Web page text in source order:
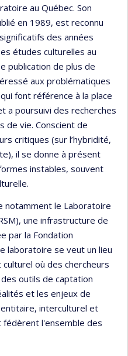
au Québec. Son
en 1989, est reconnu
des années
études culturelles au
publication de plus de
aux problématiques
font référence à la place
a poursuivi des recherches
de vie. Conscient de
critiques (sur l’hybridité,
il se donne à présent
instables, souvent
notamment le Laboratoire
une infrastructure de
par la Fondation
laboratoire se veut un lieu
où des chercheurs
outils de captation
et les enjeux de
interculturel et
fédèrent l'ensemble des